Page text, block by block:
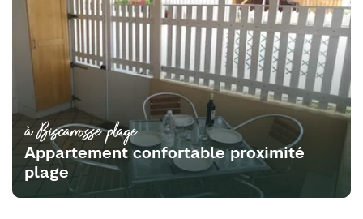
à Biscarrosse plage
Appartement confortable proximité
plage